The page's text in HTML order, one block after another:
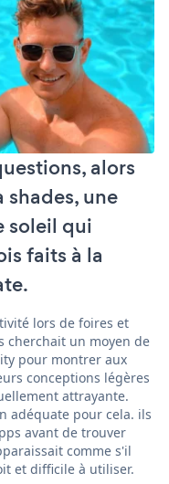
alors
une
soleil qui
faits à la
lors de foires et
cherchait un moyen de
pour montrer aux
conceptions légères
attrayante.
adéquate pour cela. ils
avant de trouver
comme s'il
et difficile à utiliser.